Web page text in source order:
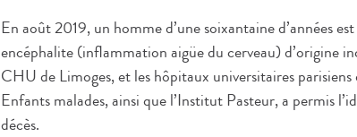
En août 2019, un homme d’une soixantaine d’années
encéphalite (inflammation aigüe du cerveau) d’origine
CHU de Limoges, et les hôpitaux universitaires
Enfants malades, ainsi que l’Institut Pasteur, a permis
décès.